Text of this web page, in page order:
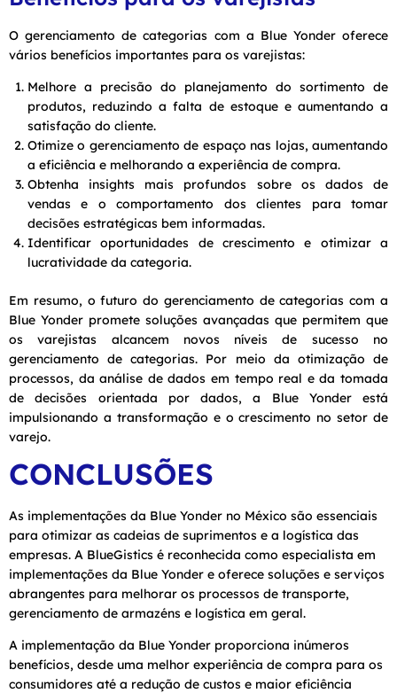
O gerenciamento de categorias com a Blue Yonder oferece
vários benefícios importantes para os varejistas:
Melhore a precisão do planejamento do sortimento de
produtos, reduzindo a falta de estoque e aumentando a
satisfação do cliente.
Otimize o gerenciamento de espaço nas lojas, aumentando
a eficiência e melhorando a experiência de compra.
Obtenha insights mais profundos sobre os dados de
vendas e o comportamento dos clientes para tomar
decisões estratégicas bem informadas.
Identificar oportunidades de crescimento e otimizar a
lucratividade da categoria.
Em resumo, o futuro do gerenciamento de categorias com a
Blue Yonder promete soluções avançadas que permitem que
os varejistas alcancem novos níveis de sucesso no
gerenciamento de categorias. Por meio da otimização de
processos, da análise de dados em tempo real e da tomada
de decisões orientada por dados, a Blue Yonder está
impulsionando a transformação e o crescimento no setor de
varejo.
CONCLUSÕES
As implementações da Blue Yonder no México são essenciais
para otimizar as cadeias de suprimentos e a logística das
empresas. A BlueGistics é reconhecida como especialista em
implementações da Blue Yonder e oferece soluções e serviços
abrangentes para melhorar os processos de transporte,
gerenciamento de armazéns e logística em geral.
A implementação da Blue Yonder proporciona inúmeros
benefícios, desde uma melhor experiência de compra para os
consumidores até a redução de custos e maior eficiência